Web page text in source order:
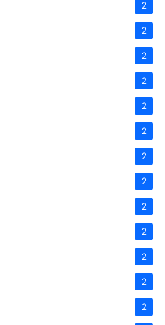
2
2
2
2
2
2
2
2
2
2
2
2
2